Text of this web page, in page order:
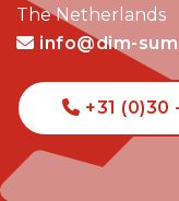
The Netherlands
info@dim-
+31 (0)30